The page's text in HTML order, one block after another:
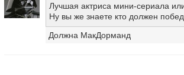
Лучшая актриса мини-сериала
Ну вы же знаете кто должен
Должна МакДорманд